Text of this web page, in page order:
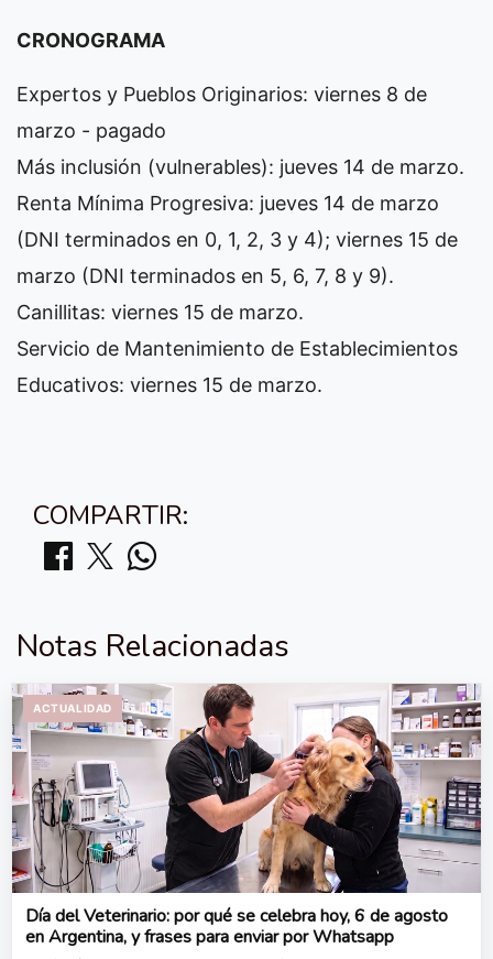
CRONOGRAMA
Expertos y Pueblos Originarios: viernes 8 de
marzo - pagado
Más inclusión (vulnerables): jueves 14 de marzo.
Renta Mínima Progresiva: jueves 14 de marzo
(DNI terminados en 0, 1, 2, 3 y 4); viernes 15 de
marzo (DNI terminados en 5, 6, 7, 8 y 9).
Canillitas: viernes 15 de marzo.
Servicio de Mantenimiento de Establecimientos
Educativos: viernes 15 de marzo.
COMPARTIR:
Notas Relacionadas
ACTUALIDAD
Día del Veterinario: por qué se celebra hoy, 6 de agosto
en Argentina, y frases para enviar por Whatsapp